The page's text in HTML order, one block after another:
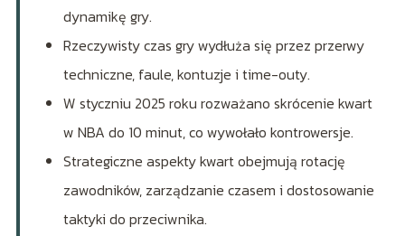
dynamikę gry.
Rzeczywisty czas gry wydłuża się przez przerwy
techniczne, faule, kontuzje i time-outy.
W styczniu 2025 roku rozważano skrócenie kwart
w NBA do 10 minut, co wywołało kontrowersje.
Strategiczne aspekty kwart obejmują rotację
zawodników, zarządzanie czasem i dostosowanie
taktyki do przeciwnika.